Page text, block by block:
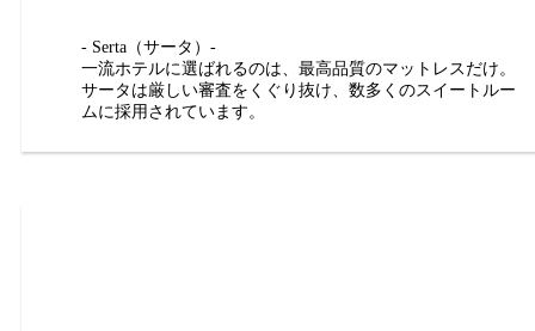
- Serta（サータ）-
一流ホテルに選ばれるのは、最高品質のマットレスだけ。
サータは厳しい審査をくぐり抜け、数多くのスイートルー
ムに採用されています。